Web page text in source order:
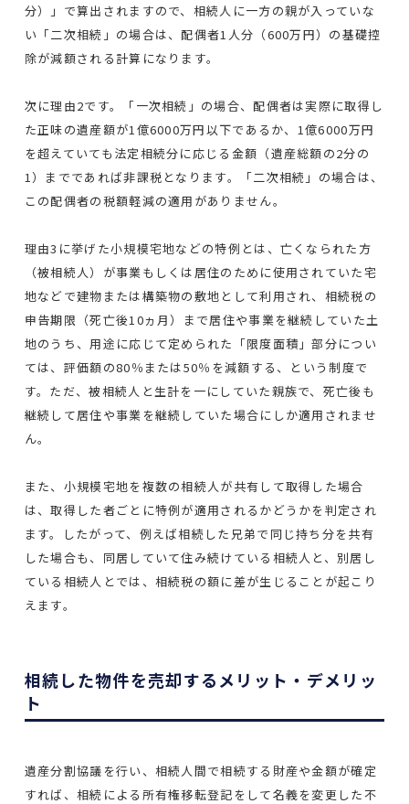
分）」で算出されますので、相続人に一方の親が入っていな
い「二次相続」の場合は、配偶者1人分（600万円）の基礎控
除が減額される計算になります。
次に理由2です。「一次相続」の場合、配偶者は実際に取得し
た正味の遺産額が1億6000万円以下であるか、1億6000万円
を超えていても法定相続分に応じる金額（遺産総額の2分の
1）までであれば非課税となります。「二次相続」の場合は、
この配偶者の税額軽減の適用がありません。
理由3に挙げた小規模宅地などの特例とは、亡くなられた方
（被相続人）が事業もしくは居住のために使用されていた宅
地などで建物または構築物の敷地として利用され、相続税の
申告期限（死亡後10ヵ月）まで居住や事業を継続していた土
地のうち、用途に応じて定められた「限度面積」部分につい
ては、評価額の80％または50％を減額する、という制度で
す。ただ、被相続人と生計を一にしていた親族で、死亡後も
継続して居住や事業を継続していた場合にしか適用されませ
ん。
また、小規模宅地を複数の相続人が共有して取得した場合
は、取得した者ごとに特例が適用されるかどうかを判定され
ます。したがって、例えば相続した兄弟で同じ持ち分を共有
した場合も、同居していて住み続けている相続人と、別居し
ている相続人とでは、相続税の額に差が生じることが起こり
えます。
相続した物件を売却するメリット・デメリッ
ト
遺産分割協議を行い、相続人間で相続する財産や金額が確定
すれば、相続による所有権移転登記をして名義を変更した不